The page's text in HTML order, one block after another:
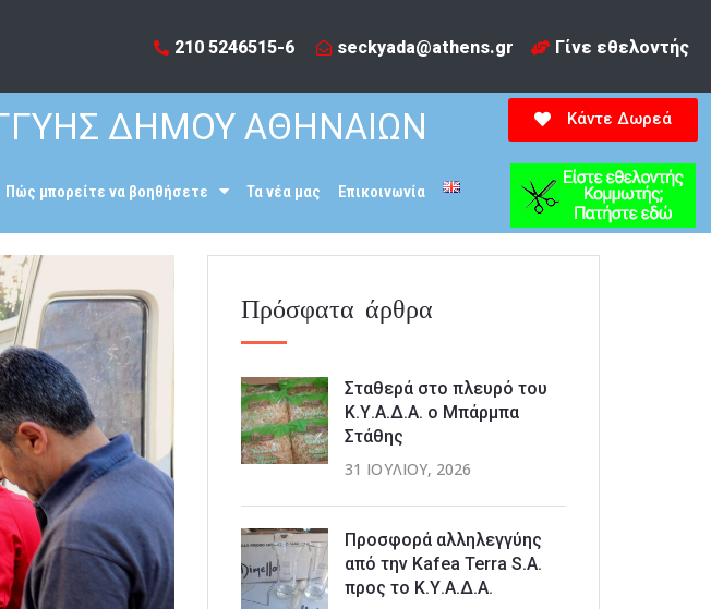
210 5246515-6​ seckyada@athens.gr Γίνε εθελοντής
ΔΗΜΟΥ ΑΘΗΝΑΙΩΝ
Πώς μπορείτε να βοηθήσετε Τα νέα μας Επικοινωνία
Κάντε Δωρεά
Πρόσφατα άρθρα
Σταθερά στο πλευρό του
Κ.Υ.Α.Δ.Α. ο Μπάρμπα
Στάθης
31 ΙΟΥΛΊΟΥ, 2026
Προσφορά αλληλεγγύης
από την Kafea Terra S.A.
προς το Κ.Υ.Α.Δ.Α.